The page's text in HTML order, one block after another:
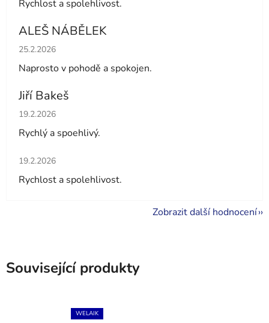
Rychlost a spolehlivost.
ALEŠ NÁBĚLEK
Hodnocení obchodu je 5 z 5 hvězdiček.
25.2.2026
Naprosto v pohodě a spokojen.
Jiří Bakeš
Hodnocení obchodu je 5 z 5 hvězdiček.
19.2.2026
Rychlý a spoehlivý.
Hodnocení obchodu je 5 z 5 hvězdiček.
19.2.2026
Rychlost a spolehlivost.
Zobrazit další hodnocení
Související produkty
WELAIK